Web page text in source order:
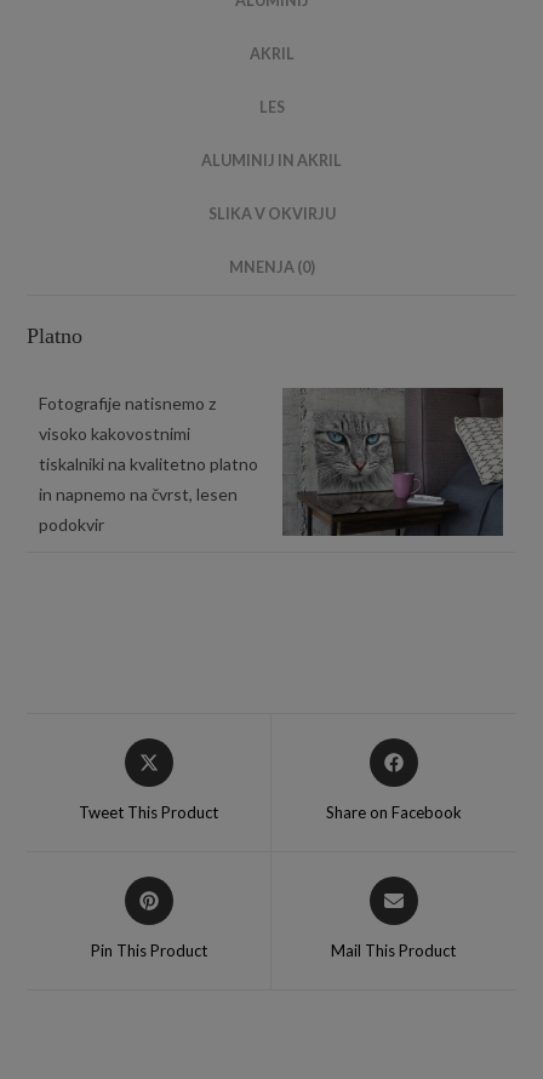
AKRIL
LES
ALUMINIJ IN AKRIL
SLIKA V OKVIRJU
MNENJA (0)
Platno
Fotografije natisnemo z
visoko kakovostnimi
tiskalniki na kvalitetno platno
in napnemo na čvrst, lesen
podokvir
Tweet This Product Share on Facebook
Pin This Product Mail This Product